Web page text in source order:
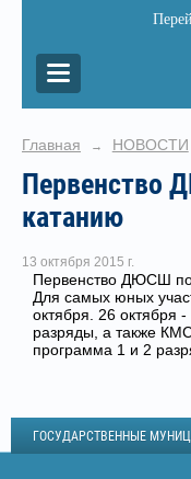
Главная → НОВОСТИ
Первенство
катанию
13 октября 2015 г.
Первенство ДЮСШ
Для самых юных
октября. 26 октября
разряды, а также
программа 1 и 2
ГОСУДАРСТВЕННЫЕ